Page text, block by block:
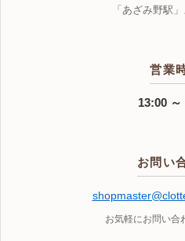
「あざみ野駅
営業
13:00 ～
お問い
お気軽にお問い合